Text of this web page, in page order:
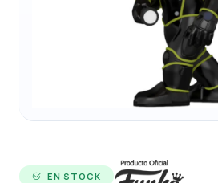
EN STOCK